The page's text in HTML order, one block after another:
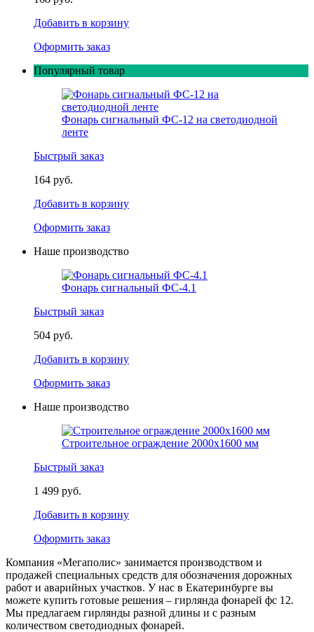
Добавить в корзину
Оформить заказ
Популярный товар
Фонарь сигнальный ФС-12 на светодиодной
ленте
Быстрый заказ
164 руб.
Добавить в корзину
Оформить заказ
Наше производство
Фонарь сигнальный ФС-4.1
Быстрый заказ
504 руб.
Добавить в корзину
Оформить заказ
Наше производство
Строительное ограждение 2000х1600 мм
Быстрый заказ
1 499 руб.
Добавить в корзину
Оформить заказ
Компания «Мегаполис» занимается производством и
продажей специальных средств для обозначения дорожных
работ и аварийных участков. У нас в Екатеринбурге вы
можете купить готовые решения – гирлянда фонарей фс 12.
Мы предлагаем гирлянды разной длины и с разным
количеством светодиодных фонарей.